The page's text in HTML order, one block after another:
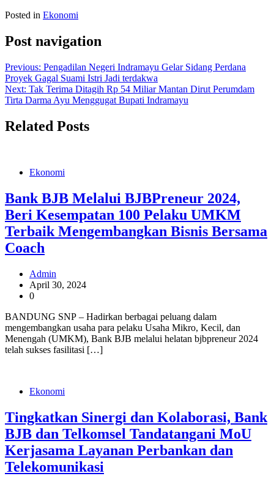
Posted in Ekonomi
Post navigation
Previous: Pengadilan Negeri Indramayu Gelar Sidang Perdana
Proyek Gagal Suami Istri Jadi terdakwa
Next: Tak Terima Ditagih Rp 54 Miliar Mantan Dirut Perumdam
Tirta Darma Ayu Menggugat Bupati Indramayu
Related Posts
Ekonomi
Bank BJB Melalui BJBPreneur 2024,
Beri Kesempatan 100 Pelaku UMKM
Terbaik Mengembangkan Bisnis Bersama
Coach
Admin
April 30, 2024
0
BANDUNG SNP – Hadirkan berbagai peluang dalam
mengembangkan usaha para pelaku Usaha Mikro, Kecil, dan
Menengah (UMKM), Bank BJB melalui helatan bjbpreneur 2024
telah sukses fasilitasi […]
Ekonomi
Tingkatkan Sinergi dan Kolaborasi, Bank
BJB dan Telkomsel Tandatangani MoU
Kerjasama Layanan Perbankan dan
Telekomunikasi